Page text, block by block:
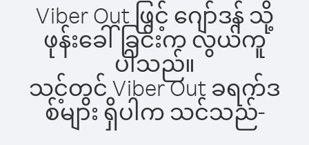
Viber Out ဖြင့် ဂျော်ဒန် သို့
ဖုန်းခေါ်ခြင်းက လွယ်ကူ
ပါသည်။
သင့်တွင် Viber Out ခရက်ဒ
စ်များ ရှိပါက သင်သည်-